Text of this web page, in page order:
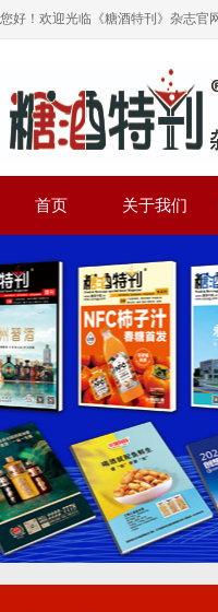
您好！欢迎光临《糖酒特刊》杂志官
首页 关于我们